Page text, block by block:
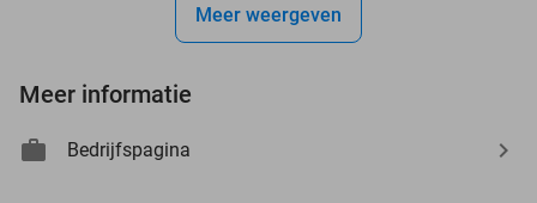
Meer weergeven
Meer informatie
Bedrijfspagina